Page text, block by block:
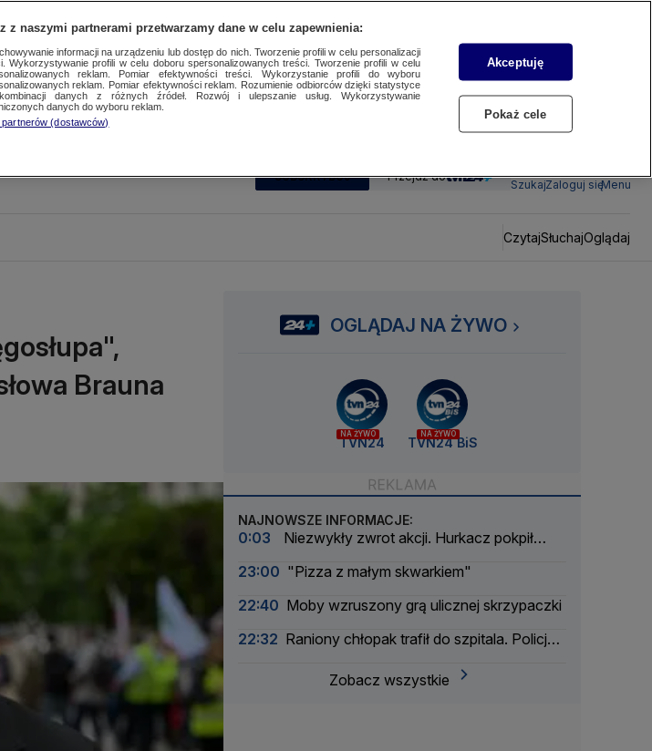
SUBSKRYBUJ Przejdź do
SzukajZaloguj sięMenu
CzytajSłuchajOglądaj
Brauna
OGLĄDAJ NA ŻYWO
NA ŻYWO
TVN24
NA ŻYWO
TVN24 BiS
NAJNOWSZE INFORMACJE:
0:03
Niezwykły zwrot akcji. Hurkacz pokpił
23:00 "Pizza z małym skwarkiem"
22:40 Moby wzruszony grą ulicznej skrzypaczki
22:32 Raniony chłopak trafił do szpitala. Policja
Zobacz wszystkie
z naszymi partnerami przetwarzamy dane w celu zapewnienia:
informacji na urządzeniu lub dostęp do nich. Tworzenie profili w celu personalizacji
Wykorzystywanie profili w celu doboru spersonalizowanych treści. Tworzenie profili w celu
reklam. Pomiar efektywności treści. Wykorzystanie profili do wyboru
reklam. Pomiar efektywności reklam. Rozumienie odbiorców dzięki statystyce
danych z różnych źródeł. Rozwój i ulepszanie usług. Wykorzystywanie
danych do wyboru reklam.
partnerów (dostawców)
Akceptuję
Pokaż cele